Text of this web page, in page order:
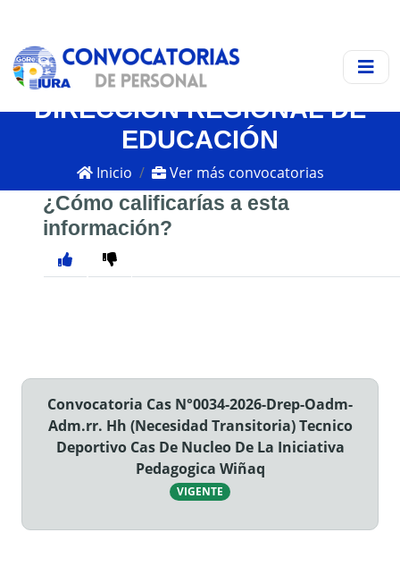
DIRECCIÓN REGIONAL DE
EDUCACIÓN
Inicio Ver más convocatorias
¿Cómo calificarías a esta
información?
Convocatoria Cas N°0034-2026-Drep-Oadm-
Adm.rr. Hh (Necesidad Transitoria) Tecnico
Deportivo Cas De Nucleo De La Iniciativa
Pedagogica Wiñaq
VIGENTE